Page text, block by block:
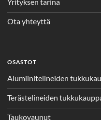
Ota yhteyttä
OSASTOT
Alumiinitelineiden
Terästelineiden
Taukovaunut